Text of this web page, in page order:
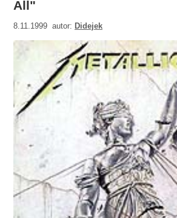
All"
8.11.1999 autor: Didejek